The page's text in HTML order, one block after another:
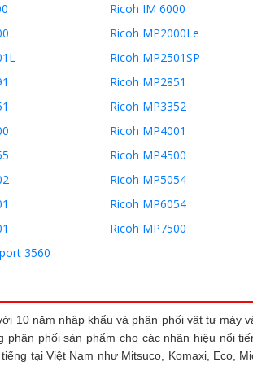
Ricoh IM 6000
Ricoh MP2000Le
Ricoh MP2501SP
Ricoh MP2851
Ricoh MP3352
Ricoh MP4001
Ricoh MP4500
Ricoh MP5054
Ricoh MP6054
Ricoh MP7500
3560
10 năm nhập khẩu và phân phối vật tư máy
phối sản phẩm cho các nhãn hiệu nổi
tại Việt Nam như Mitsuco, Komaxi, Eco,